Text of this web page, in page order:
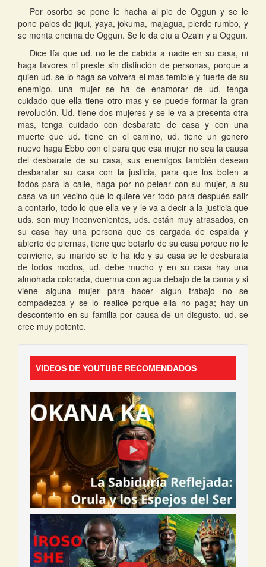
Por osorbo se pone le hacha al pie de Oggun y se le
pone palos de jiqui, yaya, jokuma, majagua, pierde rumbo, y
se monta encima de Oggun. Se le da etu a Ozain y a Oggun.
Dice Ifa que ud. no le de cabida a nadie en su casa, ni
haga favores ni preste sin distinción de personas, porque a
quien ud. se lo haga se volvera el mas temible y fuerte de su
enemigo, una mujer se ha de enamorar de ud. tenga
cuidado que ella tiene otro mas y se puede formar la gran
revolución. Ud. tiene dos mujeres y se le va a presenta otra
mas, tenga cuidado con desbarate de casa y con una
muerte que ud. tiene en el camino, ud. tiene un genero
nuevo haga Ebbo con el para que esa mujer no sea la causa
del desbarate de su casa, sus enemigos también desean
desbaratar su casa con la justicia, para que los boten a
todos para la calle, haga por no pelear con su mujer, a su
casa va un vecino que lo quiere ver todo para después salir
a contarlo, todo lo que ella ve y le va a decir a la justicia que
uds. son muy inconvenientes, uds. están muy atrasados, en
su casa hay una persona que es cargada de espalda y
abierto de piernas, tiene que botarlo de su casa porque no le
conviene, su marido se le ha ido y su casa se le desbarata
de todos modos, ud. debe mucho y en su casa hay una
almohada colorada, duerma con agua debajo de la cama y si
viene alguna mujer para hacer algun trabajo no se
compadezca y se lo realice porque ella no paga; hay un
descontento en su familia por causa de un disgusto, ud. se
cree muy potente.
VIDEOS DE YOUTUBE RECOMENDADOS